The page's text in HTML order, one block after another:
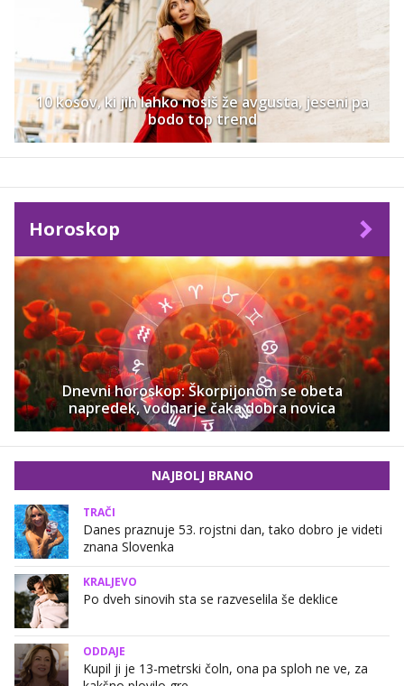
10 kosov, ki jih lahko nosiš že avgusta, jeseni pa
bodo top trend
Horoskop
Dnevni horoskop: Škorpijonom se obeta
napredek, vodnarje čaka dobra novica
NAJBOLJ BRANO
TRAČI
Danes praznuje 53. rojstni dan, tako dobro je videti
znana Slovenka
KRALJEVO
Po dveh sinovih sta se razveselila še deklice
ODDAJE
Kupil ji je 13-metrski čoln, ona pa sploh ne ve, za